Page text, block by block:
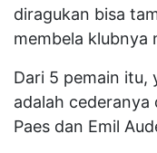
diragukan bisa
membela klubnya
Dari 5 pemain itu,
adalah cederanya
Paes dan Emil